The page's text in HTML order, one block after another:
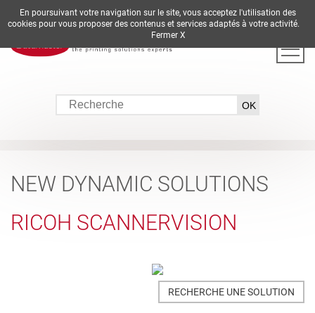
DE EN ES FR IT
NEW DYNAMIC SOLUTIONS
RICOH SCANNERVISION
RECHERCHE UNE SOLUTION
En poursuivant votre navigation sur le site, vous acceptez l'utilisation des
cookies pour vous proposer des contenus et services adaptés à votre activité.
Fermer X